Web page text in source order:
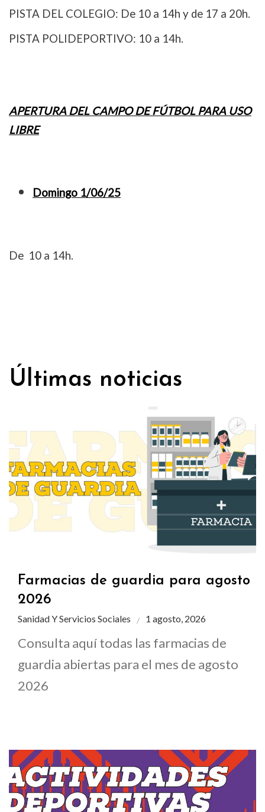
PISTA DEL COLEGIO: De 10 a 14h y de 17 a 20h.
PISTA POLIDEPORTIVO: 10 a 14h.
APERTURA DEL CAMPO DE FÚTBOL PARA USO
LIBRE
Domingo 1/06/25
De 10 a 14h.
Últimas noticias
Farmacias de guardia para agosto
2026
Sanidad Y Servicios Sociales 1 agosto, 2026
Consulta aquí todas las farmacias de
guardia abiertas para el mes de agosto
2026